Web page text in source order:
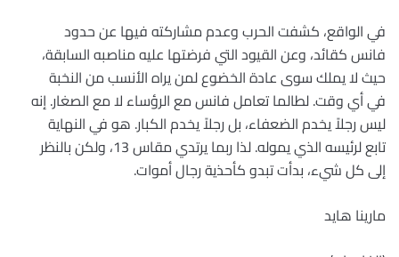
في الواقع، كشفت الحرب وعدم مشاركته فيها عن حدود
فانس كقائد، وعن القيود التي فرضتها عليه مناصبه السابقة،
حيث لا يملك سوى عادة الخضوع لمن يراه الأنسب من النخبة
في أي وقت. لطالما تعامل فانس مع الرؤساء لا مع الصغار. إنه
ليس رجلاً يخدم الضعفاء، بل رجلاً يخدم الكبار. هو في النهاية
تابع لرئيسه الذي يموله. لذا ربما يرتدي مقاس 13، ولكن بالنظر
إلى كل شيء، بدأت تبدو كأحذية رجال أموات.
مارينا هايد